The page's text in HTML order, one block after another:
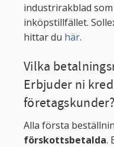
industrirakblad
inköpstillfället.
hittar du här.
Vilka
Erbjuder ni
företagskunder?
Alla första
förskottsbetalda.